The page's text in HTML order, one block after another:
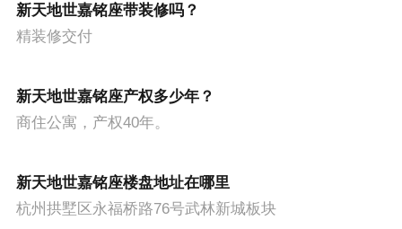
新天地世嘉铭座带装修吗？
精装修交付
新天地世嘉铭座产权多少年？
商住公寓，产权40年。
新天地世嘉铭座楼盘地址在哪里
杭州拱墅区永福桥路76号武林新城板块